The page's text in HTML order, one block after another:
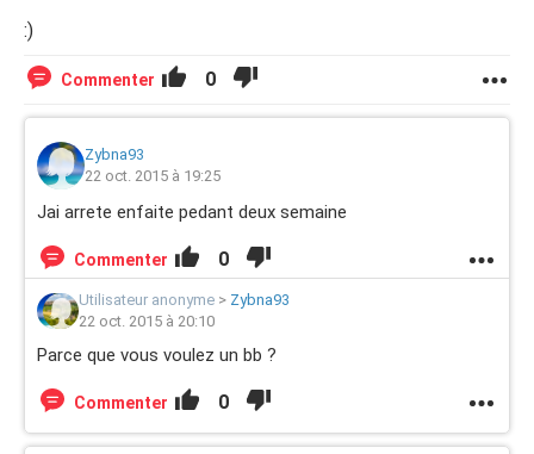
:)
Commenter 0
Zybna93
22 oct. 2015 à 19:25
Jai arrete enfaite pedant deux semaine
Commenter 0
Utilisateur anonyme > Zybna93
22 oct. 2015 à 20:10
Parce que vous voulez un bb ?
Commenter 0